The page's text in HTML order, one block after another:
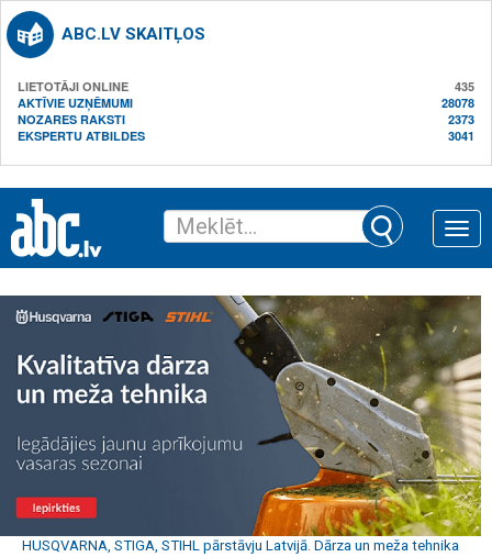
ABC.LV SKAITĻOS
LIETOTĀJI ONLINE
435
AKTĪVIE UZŅĒMUMI
28078
NOZARES RAKSTI
2373
EKSPERTU ATBILDES
3041
Toggle
HUSQVARNA, STIGA, STIHL pārstāvju Latvijā. Dārza un meža tehnika